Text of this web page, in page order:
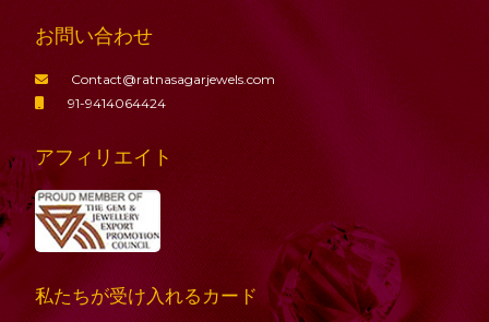
お問い合わせ
Contact@ratnasagarjewels.com
91-9414064424
アフィリエイト
私たちが受け入れるカード